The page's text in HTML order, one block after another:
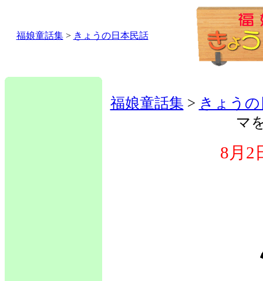
福娘童話集> きょうの日本民話
福娘童話集 > きょう
マ
8月2